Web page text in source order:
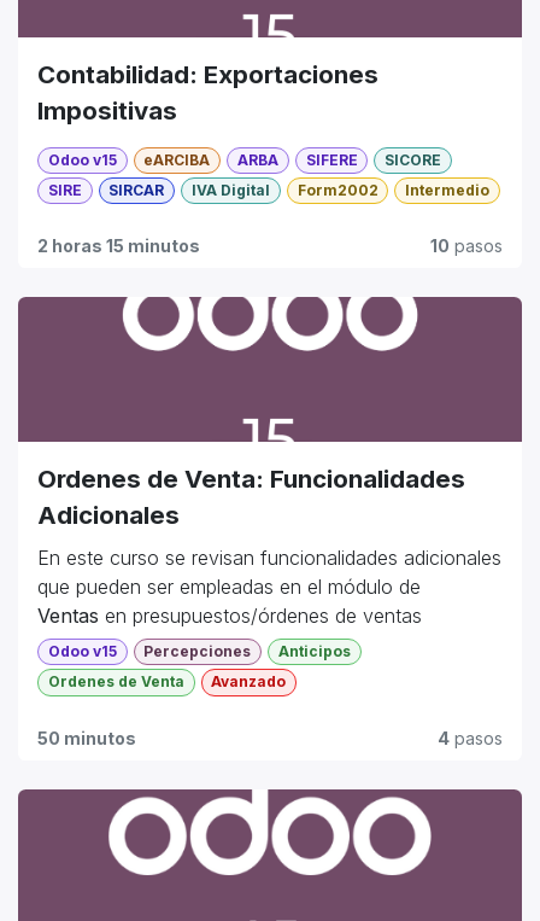
Contabilidad: Exportaciones
Impositivas
Odoo v15 eARCIBA ARBA SIFERE
SICORE
SIRE
SIRCAR IVA Digital Form2002 Intermedio
2 horas 15 minutos 10 pasos
Ordenes de Venta: Funcionalidades
Adicionales
En este curso se revisan funcionalidades adicionales
que pueden ser empleadas en el módulo de
Ventas en presupuestos/órdenes de ventas
Odoo v15 Percepciones
Anticipos
Ordenes de Venta
Avanzado
50 minutos 4 pasos